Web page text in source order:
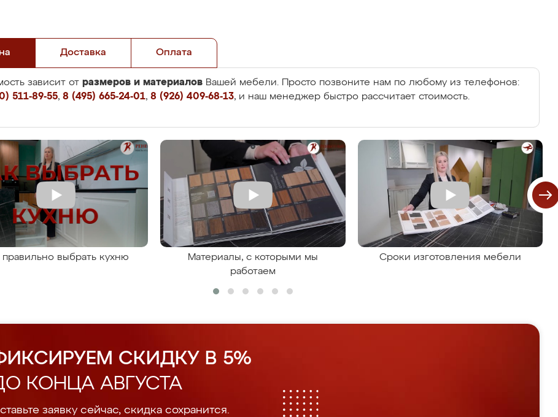
Доставка Оплата
зависит от размеров и материалов Вашей мебели. Просто позвоните нам по любому из телефонов:
511-89-55, 8 (495) 665-24-01, 8 (926) 409-68-13, и наш менеджер быстро рассчитает стоимость.
правильно выбрать кухню
Материалы, с которыми мы
работаем
Сроки изготовления мебели
СКИДКУ В 5%
КОНЦА АВГУСТА
заявку сейчас, скидка сохранится.